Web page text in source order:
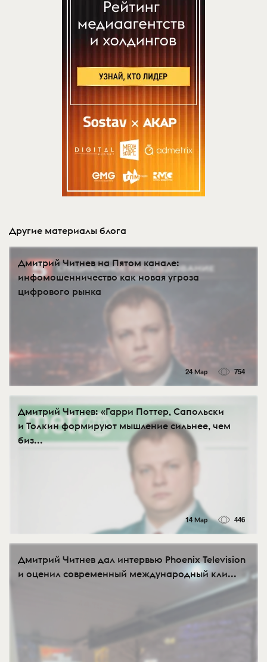
Другие материалы блога
Дмитрий Читнев на Пятом канале:
инфомошенничество как новая угроза
цифрового рынка
24 Мар 754
Дмитрий Читнев: «Гарри Поттер, Сапольски
и Толкин формируют мышление сильнее, чем
биз...
14 Мар 446
Дмитрий Читнев дал интервью Phoenix Television
и оценил современный международный кли...